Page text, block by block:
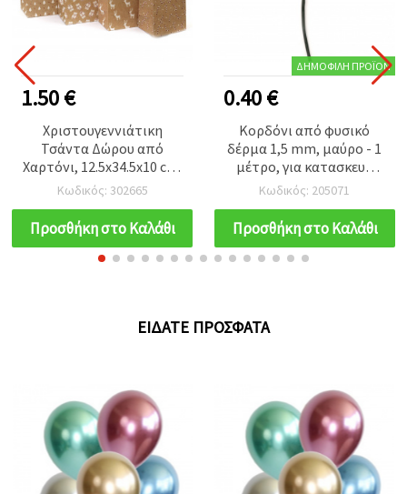
1.50 €
Χριστουγεννιάτικη
Τσάντα Δώρου από
Χαρτόνι, 12.5x34.5x10 cm,
Μικτά Σχέδια
Κωδικός: 302665
Προσθήκη στο Καλάθι
ΔΗΜΟΦΙΛΉ ΠΡΟΪΌΝ
0.40 €
Κορδόνι από φυσικό
δέρμα 1,5 mm, μαύρο - 1
μέτρο, για κατασκευή
κοσμημάτων & αξεσουάρ
χειροτεχνίας
Κωδικός: 205071
Προσθήκη στο Καλάθι
ΕΊΔΑΤΕ ΠΡΌΣΦΑΤΑ